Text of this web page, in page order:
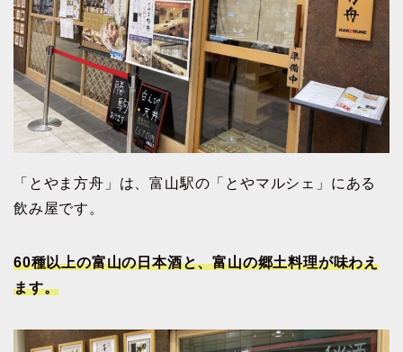
「とやま方舟」は、富山駅の「とやマルシェ」にある
飲み屋です。
60種以上の富山の日本酒と、富山の郷土料理が味わえ
ます。